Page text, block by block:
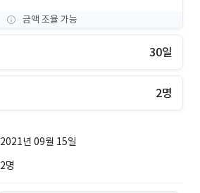
금액 조율 가능
30일
2명
2021년 09월 15일
2명